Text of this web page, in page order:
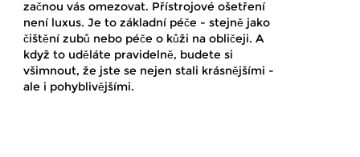
začnou vás omezovat. Přístrojové ošetření
není luxus. Je to základní péče - stejně jako
čištění zubů nebo péče o kůži na obličeji. A
když to uděláte pravidelně, budete si
všimnout, že jste se nejen stali krásnějšími -
ale i pohyblivějšími.